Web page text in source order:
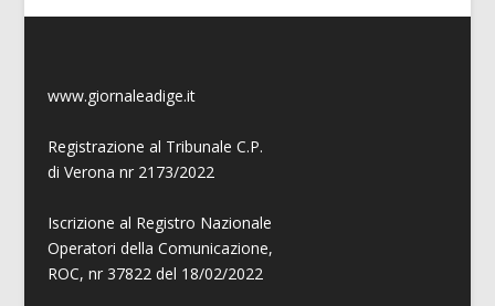
www.giornaleadige.it
Registrazione al Tribunale C.P.
di Verona nr 2173/2022
Iscrizione al Registro Nazionale
Operatori della Comunicazione,
ROC, nr 37822 del 18/02/2022